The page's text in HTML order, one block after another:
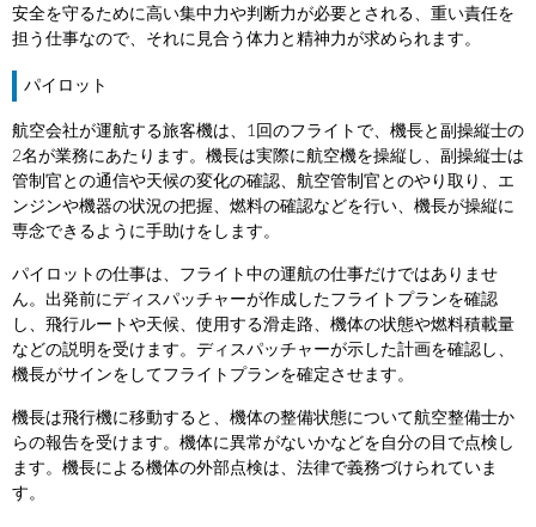
安全を守るために高い集中力や判断力が必要とされる、重い責任を
担う仕事なので、それに見合う体力と精神力が求められます。
パイロット
航空会社が運航する旅客機は、1回のフライトで、機長と副操縦士の
2名が業務にあたります。機長は実際に航空機を操縦し、副操縦士は
管制官との通信や天候の変化の確認、航空管制官とのやり取り、エ
ンジンや機器の状況の把握、燃料の確認などを行い、機長が操縦に
専念できるように手助けをします。
パイロットの仕事は、フライト中の運航の仕事だけではありませ
ん。出発前にディスパッチャーが作成したフライトプランを確認
し、飛行ルートや天候、使用する滑走路、機体の状態や燃料積載量
などの説明を受けます。ディスパッチャーが示した計画を確認し、
機長がサインをしてフライトプランを確定させます。
機長は飛行機に移動すると、機体の整備状態について航空整備士か
らの報告を受けます。機体に異常がないかなどを自分の目で点検し
ます。機長による機体の外部点検は、法律で義務づけられていま
す。